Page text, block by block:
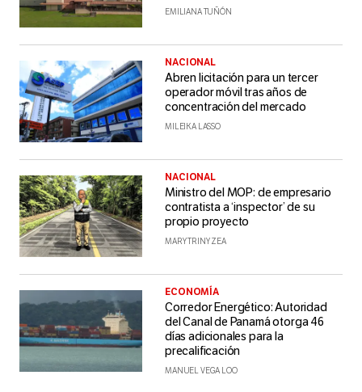
EMILIANA TUÑÓN
NACIONAL
Abren licitación para un tercer
operador móvil tras años de
concentración del mercado
MILEIKA LASSO
NACIONAL
Ministro del MOP: de empresario
contratista a ‘inspector’ de su
propio proyecto
MARY TRINY ZEA
ECONOMÍA
Corredor Energético: Autoridad
del Canal de Panamá otorga 46
días adicionales para la
precalificación
MANUEL VEGA LOO